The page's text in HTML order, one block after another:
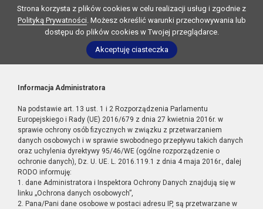
Strona korzysta z plików cookies w celu realizacji usług i zgodnie z
Polityką Prywatności. Możesz określić warunki przechowywania lub
dostępu do plików cookies w Twojej przeglądarce.
Akceptuję ciasteczka
Informacja Administratora
Na podstawie art. 13 ust. 1 i 2 Rozporządzenia Parlamentu
Europejskiego i Rady (UE) 2016/679 z dnia 27 kwietnia 2016r. w
sprawie ochrony osób fizycznych w związku z przetwarzaniem
danych osobowych i w sprawie swobodnego przepływu takich danych
oraz uchylenia dyrektywy 95/46/WE (ogólne rozporządzenie o
ochronie danych), Dz. U. UE. L. 2016.119.1 z dnia 4 maja 2016r., dalej
RODO informuję:
1. dane Administratora i Inspektora Ochrony Danych znajdują się w
linku „Ochrona danych osobowych”,
2. Pana/Pani dane osobowe w postaci adresu IP, są przetwarzane w